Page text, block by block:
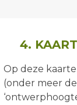
4.
Op deze
(onder meer